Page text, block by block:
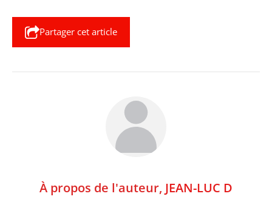
Partager cet article
À propos de l'auteur, JEAN-LUC D